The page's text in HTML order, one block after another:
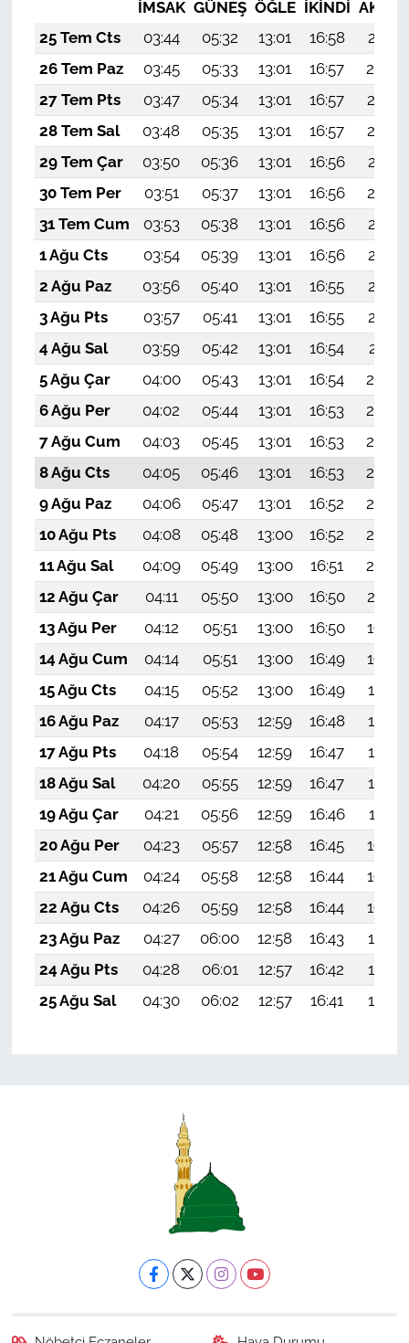
İMSAK GÜNEŞ ÖĞLE İKINDI
25 Tem Cts
03:44 05:32 13:01 16:58
20:21
26 Tem Paz
03:45 05:33 13:01 16:57
20:20
27 Tem Pts
03:47 05:34 13:01 16:57
20:19
28 Tem Sal
03:48 05:35 13:01 16:57
20:18
29 Tem Çar
03:50 05:36 13:01 16:56
20:17
30 Tem Per
03:51 05:37 13:01 16:56
20:16
31 Tem Cum
03:53 05:38 13:01 16:56
20:15
1 Ağu Cts
03:54 05:39 13:01 16:56
20:14
2 Ağu Paz
03:56 05:40 13:01 16:55
20:13
3 Ağu Pts
03:57 05:41 13:01 16:55
20:12
4 Ağu Sal
03:59 05:42 13:01 16:54
20:11
5 Ağu Çar
04:00 05:43 13:01 16:54
20:09
6 Ağu Per
04:02 05:44 13:01 16:53
20:08
7 Ağu Cum
04:03 05:45 13:01 16:53
20:07
8 Ağu Cts
04:05 05:46 13:01 16:53
20:06
9 Ağu Paz
04:06 05:47 13:01 16:52
20:05
10 Ağu Pts
04:08 05:48 13:00 16:52
20:03
11 Ağu Sal
04:09 05:49 13:00 16:51
20:02
12 Ağu Çar
04:11 05:50 13:00 16:50
20:01
13 Ağu Per
04:12 05:51 13:00 16:50
19:59
14 Ağu Cum
04:14 05:51 13:00 16:49
19:58
15 Ağu Cts
04:15 05:52 13:00 16:49
19:57
16 Ağu Paz
04:17 05:53 12:59 16:48
19:55
17 Ağu Pts
04:18 05:54 12:59 16:47
19:54
18 Ağu Sal
04:20 05:55 12:59 16:47
19:52
19 Ağu Çar
04:21 05:56 12:59 16:46
19:51
20 Ağu Per
04:23 05:57 12:58 16:45
19:49
21 Ağu Cum
04:24 05:58 12:58 16:44
19:48
22 Ağu Cts
04:26 05:59 12:58 16:44
19:46
23 Ağu Paz
04:27 06:00 12:58 16:43
19:45
24 Ağu Pts
04:28 06:01 12:57 16:42
19:43
25 Ağu Sal
04:30 06:02 12:57 16:41 19:42